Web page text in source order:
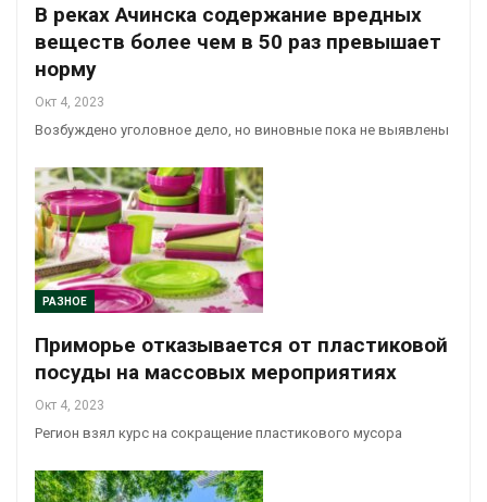
В реках Ачинска содержание вредных
веществ более чем в 50 раз превышает
норму
Окт 4, 2023
Возбуждено уголовное дело, но виновные пока не выявлены
РАЗНОЕ
Приморье отказывается от пластиковой
посуды на массовых мероприятиях
Окт 4, 2023
Регион взял курс на сокращение пластикового мусора